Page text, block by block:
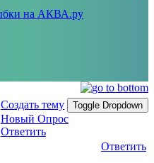
Создать тему
Toggle Dropdown
Новый Опрос
Ответить
Ответить